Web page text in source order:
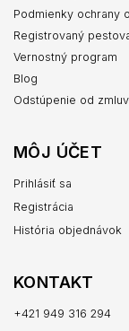
Podmienky ochrany
Registrovaný
Vernostný program
Blog
Odstúpenie od
MÔJ ÚČET
Prihlásiť sa
Registrácia
História objednávok
KONTAKT
+421 949 316 294